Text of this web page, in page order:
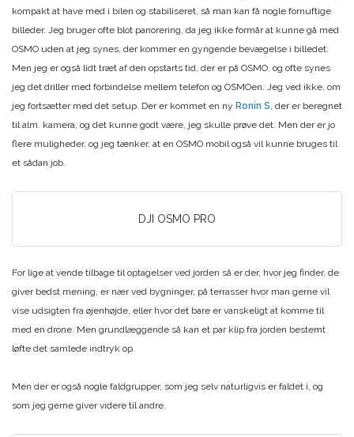
kompakt at have med i bilen og stabiliseret, så man kan få nogle fornuftige
billeder. Jeg bruger ofte blot panorering, da jeg ikke formår at kunne gå med
OSMO uden at jeg synes, der kommer en gyngende bevægelse i billedet.
Men jeg er også lidt træt af den opstarts tid, der er på OSMO, og ofte synes
jeg det driller med forbindelse mellem telefon og OSMOen. Jeg ved ikke, om
jeg fortsætter med det setup. Der er kommet en ny Ronin S , der er beregnet
til alm. kamera, og det kunne godt være, jeg skulle prøve det. Men der er jo
flere muligheder, og jeg tænker, at en OSMO mobil også vil kunne bruges til
et sådan job.
DJI OSMO PRO
For lige at vende tilbage til optagelser ved jorden så er der, hvor jeg finder, de
giver bedst mening, er nær ved bygninger, på terrasser hvor man gerne vil
vise udsigten fra øjenhøjde, eller hvor det bare er vanskeligt at komme til
med en drone. Men grundlæggende så kan et par klip fra jorden bestemt
løfte det samlede indtryk op.
Men der er også nogle faldgrupper, som jeg selv naturligvis er faldet i, og
som jeg gerne giver videre til andre.